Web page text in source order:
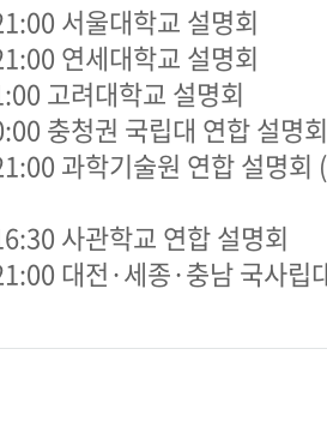
서울대학교 설명회
연세대학교 설명회
고려대학교 설명회
충청권 국립대 연합 설명회
과학기술원 연합 설명회
사관학교 연합 설명회
대전·세종·충남 국사립